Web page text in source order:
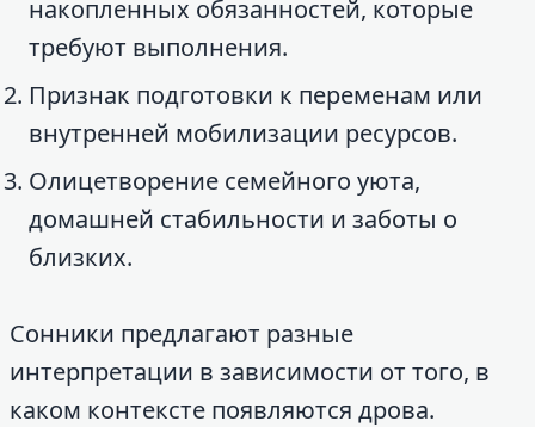
накопленных обязанностей, которые
требуют выполнения.
Признак подготовки к переменам или
внутренней мобилизации ресурсов.
Олицетворение семейного уюта,
домашней стабильности и заботы о
близких.
Сонники предлагают разные
интерпретации в зависимости от того, в
каком контексте появляются дрова.